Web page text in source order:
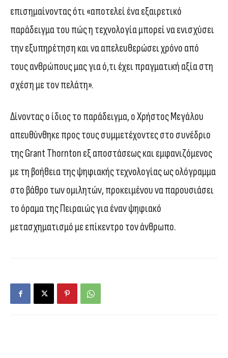
επισημαίνοντας ότι «αποτελεί ένα εξαιρετικό
παράδειγμα του πώς η τεχνολογία μπορεί να ενισχύσει
την εξυπηρέτηση και να απελευθερώσει χρόνο από
τους ανθρώπους μας για ό,τι έχει πραγματική αξία στη
σχέση με τον πελάτη».
Δίνοντας ο ίδιος το παράδειγμα, ο Χρήστος Μεγάλου
απευθύνθηκε προς τους συμμετέχοντες στο συνέδριο
της Grant Thornton εξ αποστάσεως και εμφανιζόμενος
με τη βοήθεια της ψηφιακής τεχνολογίας ως ολόγραμμα
στο βάθρο των ομιλητών, προκειμένου να παρουσιάσει
το όραμα της Πειραιώς για έναν ψηφιακό
μετασχηματισμό με επίκεντρο τον άνθρωπο.